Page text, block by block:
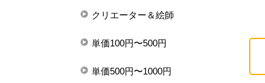
クリエーター＆絵師
単価100円〜500円
単価500円〜1000円